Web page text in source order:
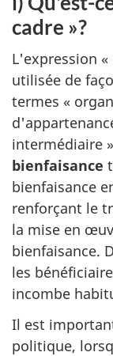
cadre »?
L'expression
utilisée de
termes «
intermédiaire
bienfaisance
bienfaisance
renforçant le
la mise en
bienfaisance.
les
incombe
Il est
politique,